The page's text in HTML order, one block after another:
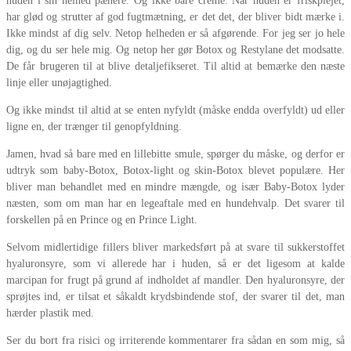
har glød og strutter af god fugtmætning, er det det, der bliver bidt mærke i.
Ikke mindst af dig selv. Netop helheden er så afgørende. For jeg ser jo hele
dig, og du ser hele mig. Og netop her gør Botox og Restylane det modsatte.
De får brugeren til at blive detaljefikseret. Til altid at bemærke den næste
linje eller unøjagtighed.
Og ikke mindst til altid at se enten nyfyldt (måske endda overfyldt) ud eller
ligne en, der trænger til genopfyldning.
Jamen, hvad så bare med en lillebitte smule, spørger du måske, og derfor er
udtryk som baby-Botox, Botox-light og skin-Botox blevet populære. Her
bliver man behandlet med en mindre mængde, og især Baby-Botox lyder
næsten, som om man har en legeaftale med en hundehvalp. Det svarer til
forskellen på en Prince og en Prince Light.
Selvom midlertidige fillers bliver markedsført på at svare til sukkerstoffet
hyaluronsyre, som vi allerede har i huden, så er det ligesom at kalde
marcipan for frugt på grund af indholdet af mandler. Den hyaluronsyre, der
sprøjtes ind, er tilsat et såkaldt krydsbindende stof, der svarer til det, man
hærder plastik med.
Ser du bort fra risici og irriterende kommentarer fra sådan en som mig, så